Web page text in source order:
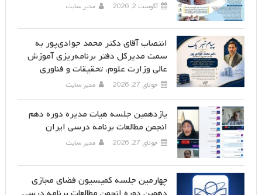
آگوست 2, 2026 مدیر سایت
انتصاب آقای دکتر محمد جوادی‌پور به
سمت مدیرکل دفتر برنامه‌ریزی آموزش
عالی وزارت علوم، تحقیقات و فناوری
جولای 27, 2026 مدیر سایت
یازدهمین جلسه هیات مدیره دوره دهم
انجمن مطالعات برنامه درسی ایران
جولای 27, 2026 مدیر سایت
چهارمین جلسه کمیسیون فضای مجازی